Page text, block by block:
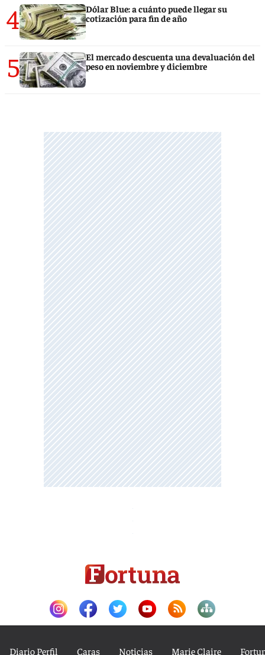
4
Dólar Blue: a cuánto puede llegar su
cotización para fin de año
5
El mercado descuenta una devaluación del
peso en noviembre y diciembre
Diario Perfil Caras Noticias Marie Claire